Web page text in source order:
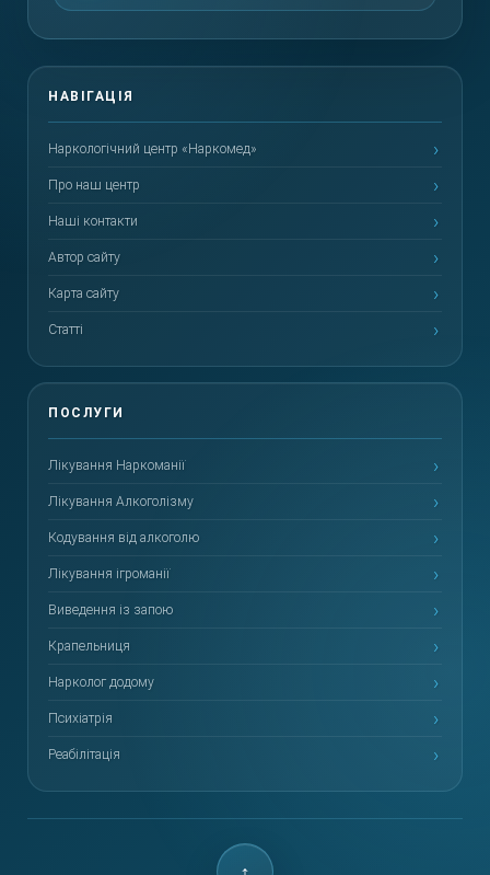
Наркологічний центр «Наркомед»
Про наш центр
Наші контакти
Автор сайту
Карта сайту
Статті
Лікування Наркоманії
Лікування Алкоголізму
Кодування від алкоголю
Лікування ігроманії
Виведення із запою
Крапельниця
Нарколог додому
Психіатрія
Реабілітація